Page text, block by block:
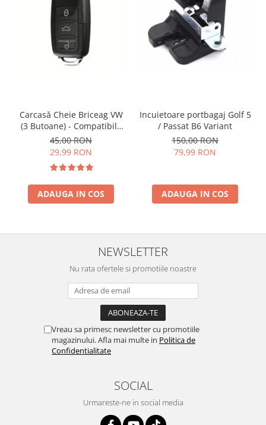
Carcasă Cheie Briceag VW
(3 Butoane) - Compatibilă
Golf 5, Jetta, Touran etc
45,00 RON
29,99 RON
ADAUGA IN COS
Incuietoare portbagaj Golf 5
/ Passat B6 Variant
150,00 RON
79,99 RON
ADAUGA IN COS
NEWSLETTER
Nu rata ofertele si promotiile noastre
Vreau sa primesc newsletter cu promotiile
magazinului. Afla mai multe in Politica de
Confidentialitate
SOCIAL
Urmareste-ne in social media